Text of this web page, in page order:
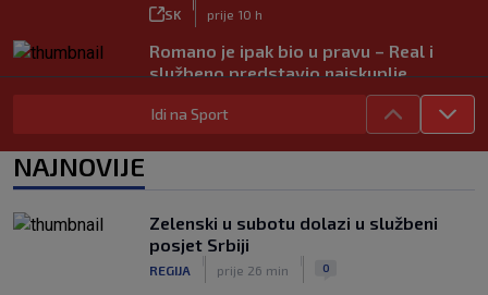
SK prije 10 h
Romano je ipak bio u pravu – Real i
službeno predstavio najskuplje
SK
|
prije 4 h
UEFA poslala oštru poruku Infantinu:
SK prije 3 h
FOTO / Federer ljetuje u Hrvatskoj:
‘Večera dostojna prvaka’
Idi na Sport
NAJNOVIJE
Zelenski u subotu dolazi u službeni
posjet Srbiji
REGIJA prije 26 min 0